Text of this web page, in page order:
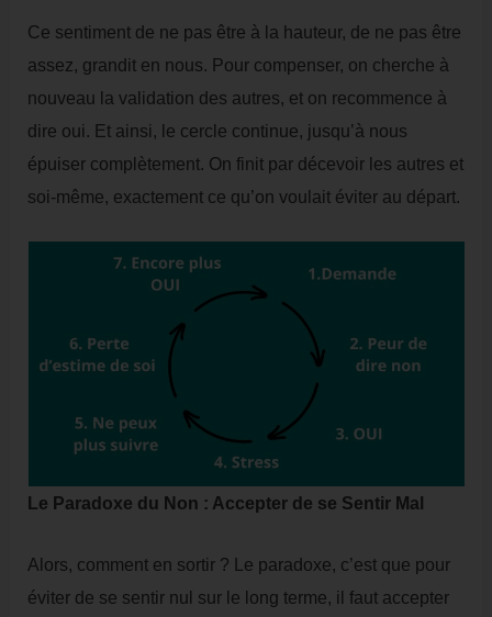
Ce sentiment de ne pas être à la hauteur, de ne pas être
assez, grandit en nous. Pour compenser, on cherche à
nouveau la validation des autres, et on recommence à
dire oui. Et ainsi, le cercle continue, jusqu’à nous
épuiser complètement. On finit par décevoir les autres et
soi-même, exactement ce qu’on voulait éviter au départ.
Le Paradoxe du Non : Accepter de se Sentir Mal
Alors, comment en sortir ? Le paradoxe, c’est que pour
éviter de se sentir nul sur le long terme, il faut accepter